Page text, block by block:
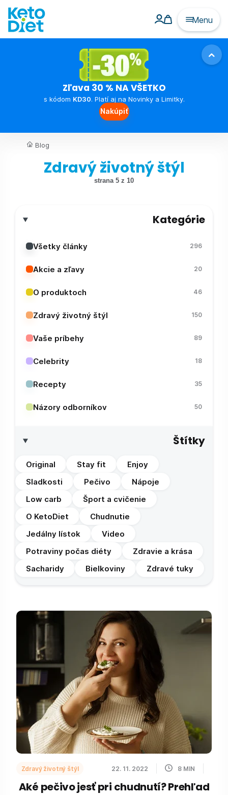
Menu
Zľava 30 % NA VŠETKO
s kódom KD30. Platí aj na Novinky a Limitky.
Nakúpiť
Blog
Zdravý životný štýl
strana 5 z 10
Kategórie
Všetky články 296
Akcie a zľavy 20
O produktoch 46
Zdravý životný štýl 150
Vaše príbehy 89
Celebrity 18
Recepty 35
Názory odborníkov 50
Štítky
Original Stay fit
Enjoy
Sladkosti
Pečivo
Nápoje
Low carb
Šport a cvičenie
O KetoDiet
Chudnutie
Jedálny lístok
Video
Potraviny počas diéty
Zdravie a krása
Sacharidy
Bielkoviny Zdravé tuky
Zdravý životný štýl 22. 11. 2022 8 MIN
Aké pečivo jesť pri chudnutí? Prehľad